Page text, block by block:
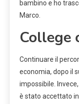
bambino e ho
Marco.
College
Continuare il
economia, dopo il
impossibile.
è stato accettato